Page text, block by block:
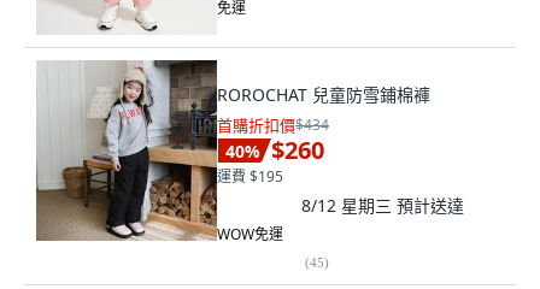
免運
ROROCHAT 兒童防雪鋪棉褲
首購折扣價$434
40% $260
運費 $195
8/12 星期三 預計送達
WOW免運
(45)